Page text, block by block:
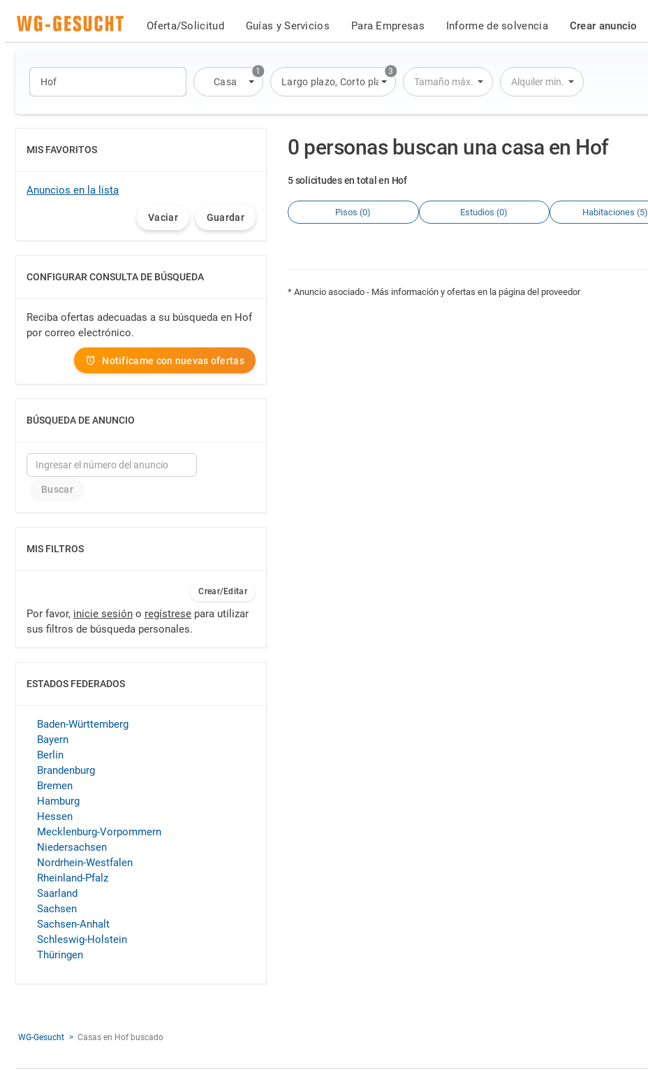
Oferta/Solicitud Guías y Servicios Para Empresas Informe de solvencia Crear anuncio
1
Casa
3
Largo plazo, Corto plazo , Alquiler por día
Tamaño máx. Alquiler min.
0 personas buscan una casa en Hof
5 solicitudes en total en Hof
Pisos (0) Estudios (0) Habitaciones (5)
* Anuncio asociado - Más información y ofertas en la página del proveedor
MIS FAVORITOS
MOSTRAR
Anuncios en la lista
Vaciar Guardar
CONFIGURAR CONSULTA DE BÚSQUEDA
MOSTRAR
Reciba ofertas adecuadas a su búsqueda en Hof
por correo electrónico.
Notifícame con nuevas ofertas
BÚSQUEDA DE ANUNCIO
MOSTRAR
MIS FILTROS
MOSTRAR
Crear/Editar
Por favor, inicie sesión o regístrese para utilizar
sus filtros de búsqueda personales.
ESTADOS FEDERADOS
MOSTRAR
Baden-Württemberg
Bayern
Berlin
Brandenburg
Bremen
Hamburg
Hessen
Mecklenburg-Vorpommern
Niedersachsen
Nordrhein-Westfalen
Rheinland-Pfalz
Saarland
Sachsen
Sachsen-Anhalt
Schleswig-Holstein
Thüringen
WG-Gesucht Casas en Hof buscado